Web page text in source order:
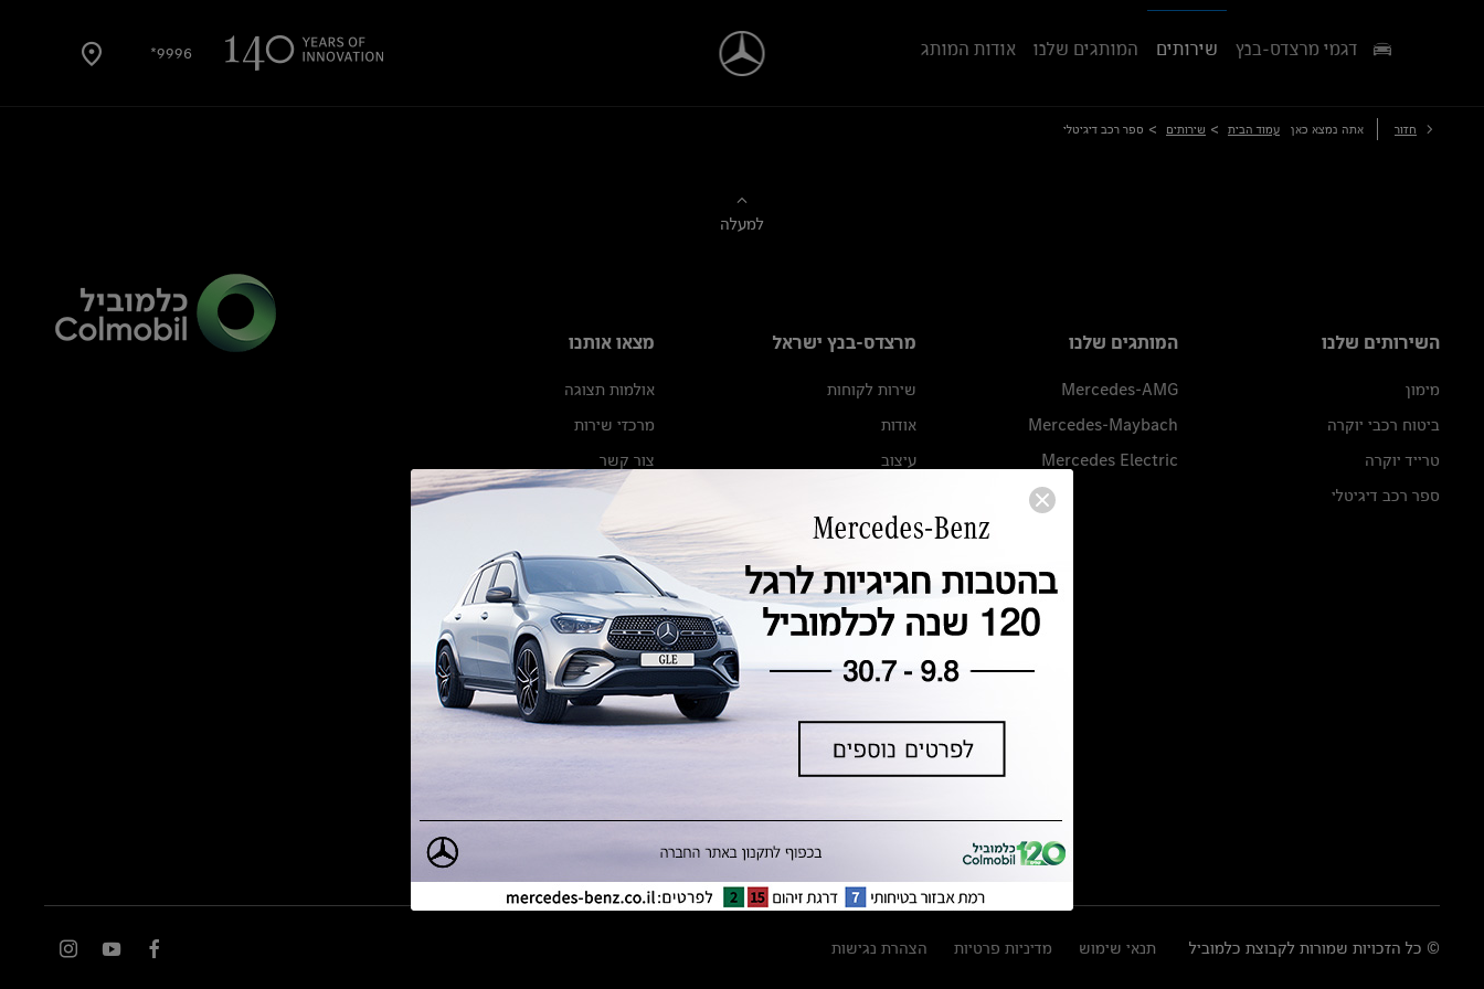
9996* דגמי מרצדס-בנץ שירותים המותגים שלנו אודות המותג
חזור אתה נמצא כאן עמוד הבית > שירותים > ספר רכב דיגיטלי
למעלה
השירותים שלנו
מימון
ביטוח רכבי יוקרה
טרייד יוקרה
ספר רכב דיגיטלי
המותגים שלנו
Mercedes-AMG
Mercedes-Maybach
Mercedes Electric
מרצדס-בנץ ישראל
שירות לקוחות
אודות
עיצוב
מגזין מרצדס-בנץ
ספרי רכב מרצדס-בנץ
נתוני זיהום אוויר וצריכת דלק וחשמל
נתוני תווית צמיגים
מחירון חלפים
הודעה על הטבות לרכבי מרצדס בהסדר
מצאו אותנו
אולמות תצוגה
מרכזי שירות
צור קשר
© כל הזכויות שמורות לקבוצת כלמוביל תנאי שימוש מדיניות פרטיות הצהרת נגישות